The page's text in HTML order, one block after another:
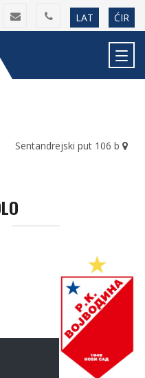
LAT ĆIR
Sentandrejski put 106 b